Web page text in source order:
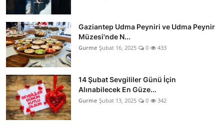
Gaziantep Udma Peyniri ve Udma Peynir
Müzesi'nde N...
Gurme Şubat 16, 2025 0 433
14 Şubat Sevgililer Günü İçin
Alınabilecek En Güze...
Gurme Şubat 13, 2025 0 342